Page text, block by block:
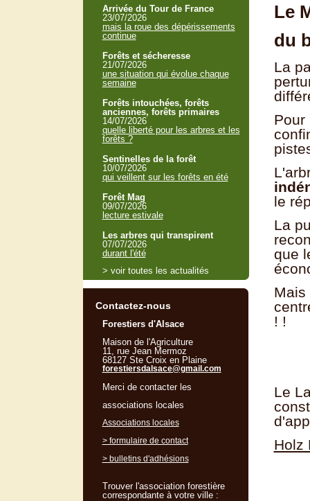
Le
du
La
Pour
le
La
que
! !
Le
Holz
Arrivée du Tour de France
23/07/2026
mais la roue des dépérissements
continue
Forêts et sécheresse
21/07/2026
une situation qui évolue chaque
semaine
Forêts intouchées, forêts
anciennes, forêts primaires
14/07/2026
quelle liberté pour les arbres et les
forêts ?
Sentinelles de la forêt
10/07/2026
qui veillent sur les forêts en été
Forêt Mag
09/07/2026
lecture estivale
Les arbres qui transpirent
07/07/2026
durant l'été
> voir toutes les actualités
Contactez-nous
Forestiers d'Alsace
Maison de l'Agriculture
11, rue Jean Mermoz
68127 Ste Croix en Plaine
forestiersdalsace@gmail.com
Merci de contacter les
associations locales
Associations locales
> formulaire de contact
> bulletins d'adhésions
Trouver l'association forestière
correspondante à votre ville :